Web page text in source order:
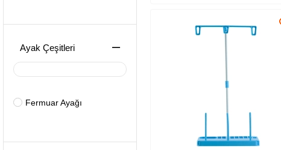
Ayak Çeşitleri
Fermuar Ayağı